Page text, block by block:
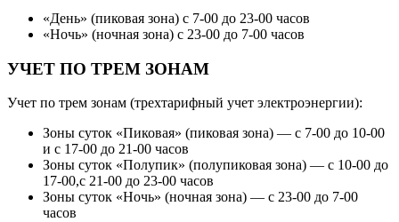
«День» (пиковая зона) с 7-00 до 23-00 часов
«Ночь» (ночная зона) с 23-00 до 7-00 часов
УЧЕТ ПО ТРЕМ ЗОНАМ
Учет по трем зонам (трехтарифный учет электроэнергии):
Зоны суток «Пиковая» (пиковая зона) — с 7-00 до 10-00
и с 17-00 до 21-00 часов
Зоны суток «Полупик» (полупиковая зона) — с 10-00 до
17-00,с 21-00 до 23-00 часов
Зоны суток «Ночь» (ночная зона) — с 23-00 до 7-00
часов